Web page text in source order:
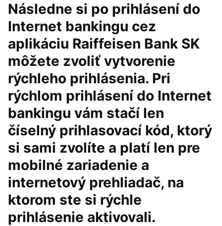
Následne si po prihlásení do
Internet bankingu cez
aplikáciu Raiffeisen Bank SK
môžete zvoliť vytvorenie
rýchleho prihlásenia. Pri
rýchlom prihlásení do Internet
bankingu vám stačí len
číselný prihlasovací kód, ktorý
si sami zvolíte a platí len pre
mobilné zariadenie a
internetový prehliadač, na
ktorom ste si rýchle
prihlásenie aktivovali.